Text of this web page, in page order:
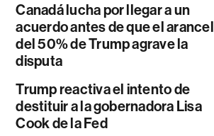
Canadá lucha por llegar a un
acuerdo antes de que el arancel
del 50% de Trump agrave la
disputa
Trump reactiva el intento de
destituir a la gobernadora Lisa
Cook de la Fed